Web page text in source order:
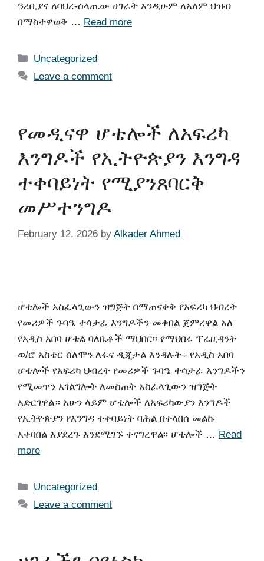
ዓረቢያና ለባህረ-ሰላጤው ሀገራት እንዲሁም ለአለም ህዝብ
በማስተዋወቅ … Read more
Uncategorized
Leave a comment
የመዲናዋ ሆቴሎች ለአፍሪካ
እንግዶች የኢትዮጵያን እንግዳ
ተቀባይነት የሚያንጸባርቅ
መሥተንግዶ
February 12, 2026 by Alkader Ahmed
ሆቴሎች አስፈላጊውን ዝግጅት በማጠናቀቅ የአፍሪካ ህብረት
የመሪዎች ጉባዔ ተሳታፊ እንግዶችን መቀበል ጀምረዋል አለ
የአዲስ አበባ ሆቴል ባለቤቶች ማህበር፡፡ የማህበሩ ፕሬዚዳንት
ወ/ሮ አስቴር ሰለሞን ለፋና ዲጂታል እንዳሉት÷ የአዲስ አበባ
ሆቴሎች የአፍሪካ ህብረት የመሪዎች ጉባዔ ተሳታፊ እንግዶችን
የሚመጥን አገልግሎት ለመስጠት አስፈላጊውን ዝግጅት
አድርገዋል። አሁን ላይም ሆቴሎች ለአፍሪካውያን እንግዶች
የኢትዮጵያን የእንግዳ ተቀባይነት ባሕል በተላበሰ መልኩ
አቀባበል እያደረጉ እንደሚገኙ ተናግረዋል፡፡ ሆቴሎች … Read
more
Uncategorized
Leave a comment